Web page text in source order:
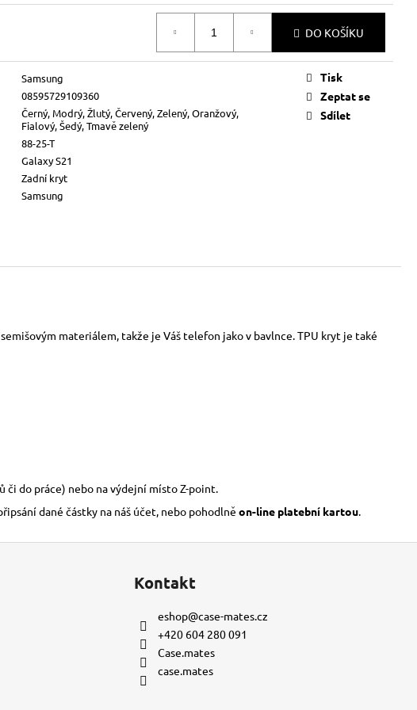
DO KOŠÍKU
Samsung
08595729109360
Černý, Modrý, Žlutý, Červený, Zelený, Oranžový,
Fialový, Šedý, Tmavě zelený
88-25-T
Galaxy S21
Zadní kryt
Samsung
Tisk
Zeptat se
Sdílet
materiálem, takže je Váš telefon jako v bavlnce. TPU kryt je také
či do práce) nebo na výdejní místo Z-point.
dané částky na náš účet, nebo pohodlně on-line platební kartou.
Kontakt
eshop@case-mates.cz
+420 604 280 091
Case.mates
case.mates